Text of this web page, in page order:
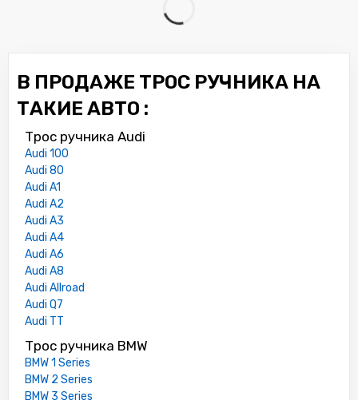
В ПРОДАЖЕ ТРОС РУЧНИКА НА
ТАКИЕ АВТО :
Трос ручника Audi
Audi 100
Audi 80
Audi A1
Audi A2
Audi A3
Audi A4
Audi A6
Audi A8
Audi Allroad
Audi Q7
Audi TT
Трос ручника BMW
BMW 1 Series
BMW 2 Series
BMW 3 Series